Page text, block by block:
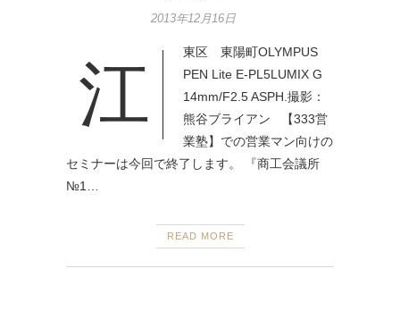
2013年12月16日
江
東区 東陽町OLYMPUS
PEN Lite E-PL5LUMIX G
14mm/F2.5 ASPH.撮影：
熊谷ブライアン 【333営
業塾】での営業マン向けの
セミナーは今回で終了します。 『商工会議所
№1…
READ MORE